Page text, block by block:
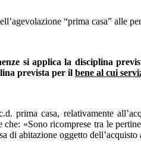
“prima casa” alle
si applica la disciplina
prevista per il bene al cui
prima casa, relativamente
«Sono ricomprese tra le
di abitazione oggetto dell’acquisto